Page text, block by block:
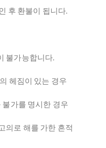
후 환불이 됩니다.
불가능합니다.
헤짐이 있는 경우
가를 명시한 경우
의로 해를 가한 흔적